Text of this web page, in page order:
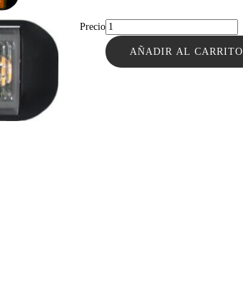
Precio
AÑADIR AL CARRITO